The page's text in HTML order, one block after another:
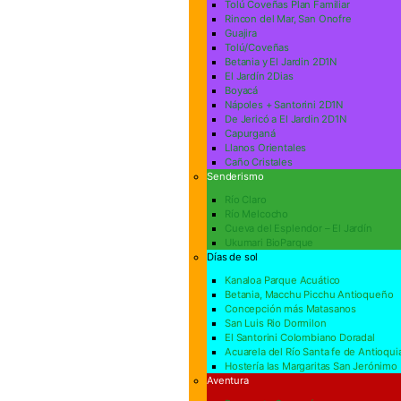
Tolú Coveñas Plan Familiar
Rincon del Mar, San Onofre
Guajira
Tolú/Coveñas
Betania y El Jardin 2D1N
El Jardín 2Dias
Boyacá
Nápoles + Santorini 2D1N
De Jericó a El Jardin 2D1N
Capurganá
Llanos Orientales
Caño Cristales
Senderismo
Río Claro
Río Melcocho
Cueva del Esplendor – El Jardín
Ukumari BioParque
Días de sol
Kanaloa Parque Acuático
Betania, Macchu Picchu Antioqueño
Concepción más Matasanos
San Luis Rio Dormilon
El Santorini Colombiano Doradal
Acuarela del Río Santa fe de
Hostería las Margaritas San Jerónimo
Aventura